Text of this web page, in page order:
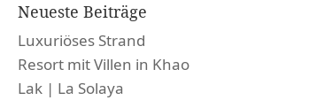
Neueste Beiträge
Luxuriöses Strand
Resort mit Villen in Khao
Lak | La Solaya